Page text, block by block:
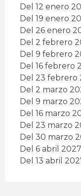
Del 12 enero
Del 19 enero
Del 26 enero
Del 2 febrero
Del 9 febrero
Del 16 febrero
Del 23 febrero
Del 2 marzo
Del 9 marzo
Del 16 marzo
Del 23 marzo
Del 30 marzo
Del 6 abril
Del 13 abril